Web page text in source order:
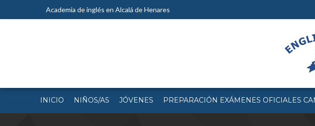
Academia de inglés en Alcalá de Henares
INICIO NIÑOS/AS JÓVENES PREPARACIÓN EXÁMENES OFICIALES